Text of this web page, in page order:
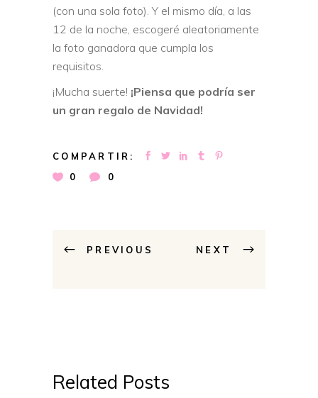
(con una sola foto). Y el mismo día, a las
12 de la noche, escogeré aleatoriamente
la foto ganadora que cumpla los
requisitos.
¡Mucha suerte! ¡Piensa que podría ser
un gran regalo de Navidad!
COMPARTIR:
0
0
PREVIOUS NEXT
Related Posts